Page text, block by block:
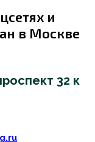
и
в Москве
32 к